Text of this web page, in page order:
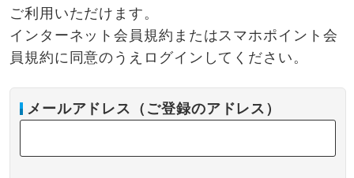
ご利用いただけます。
インターネット会員規約またはスマホポイント会
員規約に同意のうえログインしてください。
メールアドレス（ご登録のアドレス）